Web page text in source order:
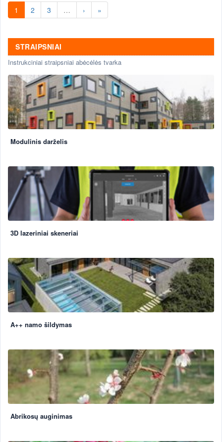
1 2 3 … › »
STRAIPSNIAI
Instrukciniai straipsniai abėcėlės tvarka
Modulinis darželis
3D lazeriniai skeneriai
A++ namo šildymas
Abrikosų auginimas